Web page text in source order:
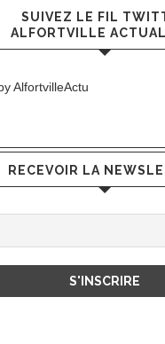
SUIVEZ LE FIL
ALFORTVILLE
AlfortvilleActu
RECEVOIR LA